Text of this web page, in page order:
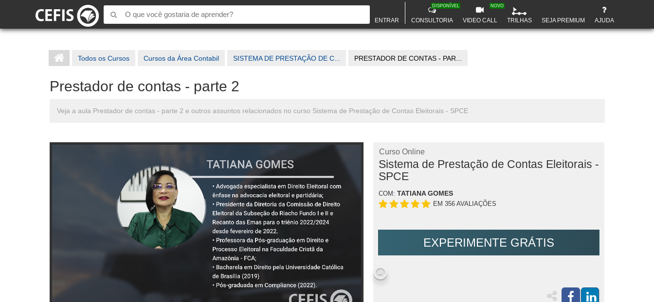
ENTRAR CONSULTORIA
DISPONÍVEL
VIDEO CALL
NOVO
TRILHAS SEJA PREMIUM AJUDA
Todos os Cursos Cursos da Área Contabil SISTEMA DE PRESTAÇÃO DE C... PRESTADOR DE CONTAS - PAR...
Prestador de contas - parte 2
Veja a aula Prestador de contas - parte 2 e outros assuntos relacionados no curso Sistema de Prestação de Contas Eleitorais - SPCE
Curso Online
Sistema de Prestação de Contas Eleitorais -
SPCE
COM: TATIANA GOMES
EM 356 AVALIAÇÕES
EXPERIMENTE GRÁTIS